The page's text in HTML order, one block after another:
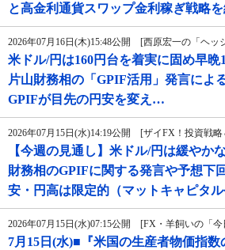
と高金利通貨スワップ金利稼ぎ戦略を
2026年07月16日(木)15:48公開 [西原宏一の「ヘッ
米ドル/円は160円台を着実に固め早晩
片山財務相の「GPIF活用」発言によ
GPIFが目先の円安を変え…
2026年07月15日(水)14:19公開 [ザイFX！投資戦
【今週の見通し】米ドル/円は緩やか
財務相のGPIFに関する発言や予想下
安・円高は限定的（マットキャピタ
2026年07月15日(水)07:15公開 [FX・羊飼いの「
7月15日(水)■『米国の生産者物価指